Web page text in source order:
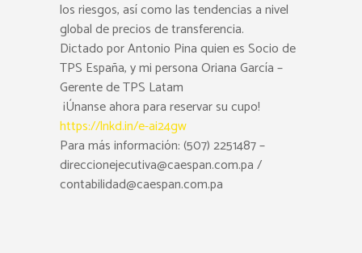
los riesgos, así como las tendencias a nivel
global de precios de transferencia.
Dictado por Antonio Pina quien es Socio de
TPS España, y mi persona Oriana García –
Gerente de TPS Latam
¡Únanse ahora para reservar su cupo!
https://lnkd.in/e-ai24gw
Para más información: (507) 2251487 –
direccionejecutiva@caespan.com.pa /
contabilidad@caespan.com.pa